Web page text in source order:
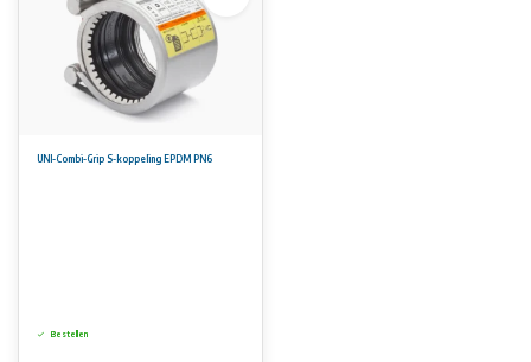
UNI-Combi-Grip S-koppeling EPDM PN6
Bestellen